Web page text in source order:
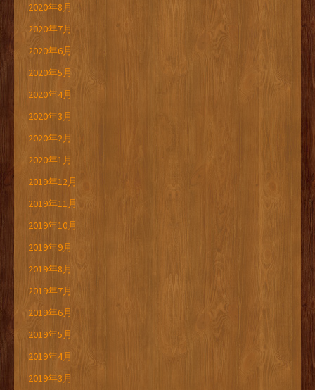
2020年8月
2020年7月
2020年6月
2020年5月
2020年4月
2020年3月
2020年2月
2020年1月
2019年12月
2019年11月
2019年10月
2019年9月
2019年8月
2019年7月
2019年6月
2019年5月
2019年4月
2019年3月